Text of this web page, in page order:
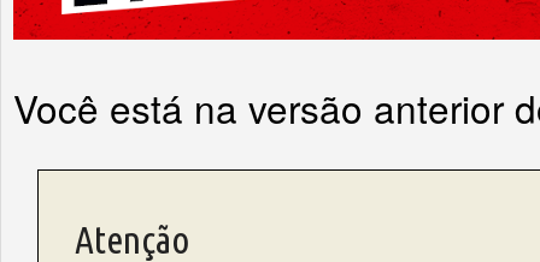
Você está na versão anterior
Atenção